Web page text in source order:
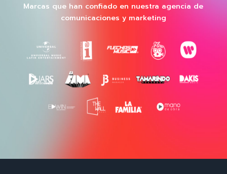
Marcas que han confiado en nuestra agencia de
comunicaciones y marketing